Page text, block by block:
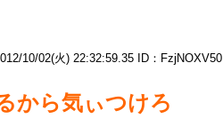
10/02(火) 22:32:59.35 ID：FzjNOXV50
から気ぃつけろ